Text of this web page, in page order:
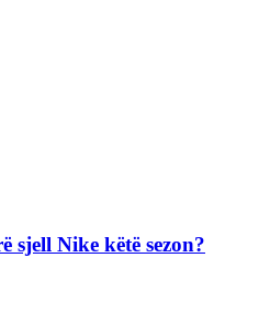
sjell Nike këtë sezon?